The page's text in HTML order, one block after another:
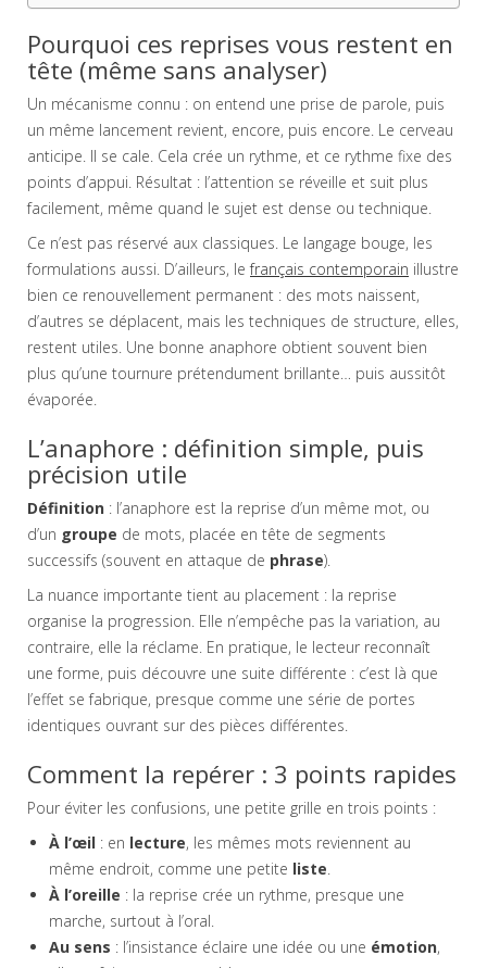
Pourquoi ces reprises vous restent en
tête (même sans analyser)
Un mécanisme connu : on entend une prise de parole, puis
un même lancement revient, encore, puis encore. Le cerveau
anticipe. Il se cale. Cela crée un rythme, et ce rythme fixe des
points d’appui. Résultat : l’attention se réveille et suit plus
facilement, même quand le sujet est dense ou technique.
Ce n’est pas réservé aux classiques. Le langage bouge, les
formulations aussi. D’ailleurs, lefrançais contemporain illustre
bien ce renouvellement permanent : des mots naissent,
d’autres se déplacent, mais les techniques de structure, elles,
restent utiles. Une bonne anaphore obtient souvent bien
plus qu’une tournure prétendument brillante… puis aussitôt
évaporée.
L’anaphore : définition simple, puis
précision utile
Définition : l’anaphore est la reprise d’un même mot, ou
d’un groupe de mots, placée en tête de segments
successifs (souvent en attaque de phrase).
La nuance importante tient au placement : la reprise
organise la progression. Elle n’empêche pas la variation, au
contraire, elle la réclame. En pratique, le lecteur reconnaît
une forme, puis découvre une suite différente : c’est là que
l’effet se fabrique, presque comme une série de portes
identiques ouvrant sur des pièces différentes.
Comment la repérer : 3 points rapides
Pour éviter les confusions, une petite grille en trois points :
À l’œil : en lecture, les mêmes mots reviennent au
même endroit, comme une petite liste.
À l’oreille : la reprise crée un rythme, presque une
marche, surtout à l’oral.
Au sens : l’insistance éclaire une idée ou une émotion,